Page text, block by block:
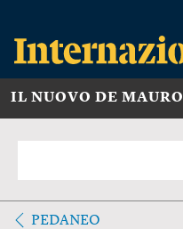
IL NUOVO DE MAURO
PEDANEO